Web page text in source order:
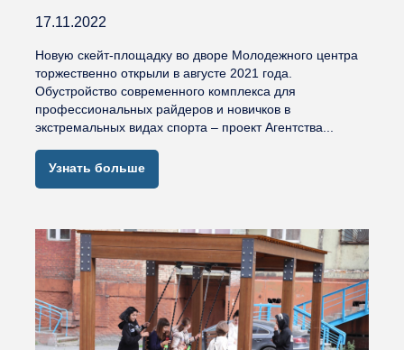
17.11.2022
Новую скейт-площадку во дворе Молодежного центра
торжественно открыли в августе 2021 года.
Обустройство современного комплекса для
профессиональных райдеров и новичков в
экстремальных видах спорта – проект Агентства...
Узнать больше